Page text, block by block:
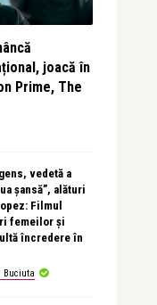
joacă în
Prime, The
vedetă a
șansă”, alături
Filmul
femeilor și
încredere în
Buciuta